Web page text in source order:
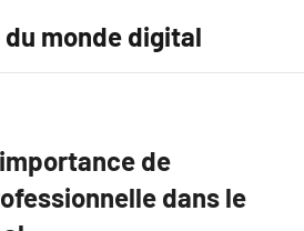
monde digital
de
dans le